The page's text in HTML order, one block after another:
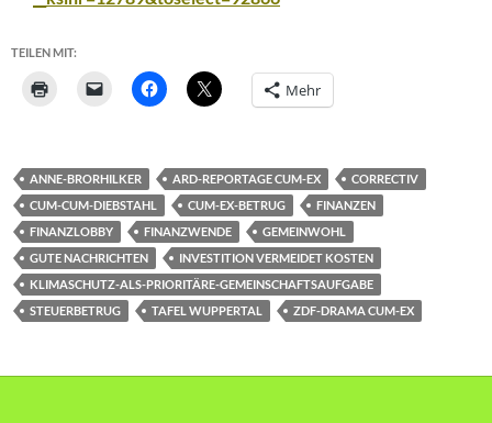
TEILEN MIT:
Mehr
ANNE-BRORHILKER ARD-REPORTAGE CUM-EX
CORRECTIV
CUM-CUM-DIEBSTAHL
CUM-EX-BETRUG
FINANZEN
FINANZLOBBY
FINANZWENDE
GEMEINWOHL
GUTE NACHRICHTEN
INVESTITION VERMEIDET KOSTEN
KLIMASCHUTZ-ALS-PRIORITÄRE-GEMEINSCHAFTSAUFGABE
STEUERBETRUG
TAFEL WUPPERTAL ZDF-DRAMA CUM-EX